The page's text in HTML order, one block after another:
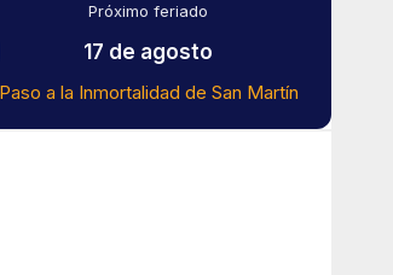
Próximo feriado
17 de agosto
Paso a la Inmortalidad de San Martín